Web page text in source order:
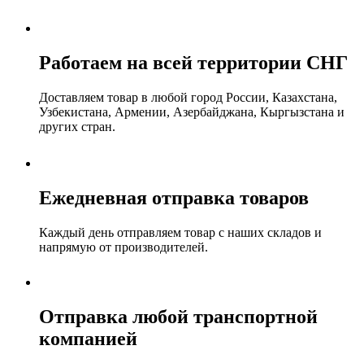
Работаем на всей территории СНГ
Доставляем товар в любой город России, Казахстана,
Узбекистана, Армении, Азербайджана, Кыргызстана и
других стран.
Ежедневная отправка товаров
Каждый день отправляем товар с наших складов и
напрямую от производителей.
Отправка любой транспортной
компанией